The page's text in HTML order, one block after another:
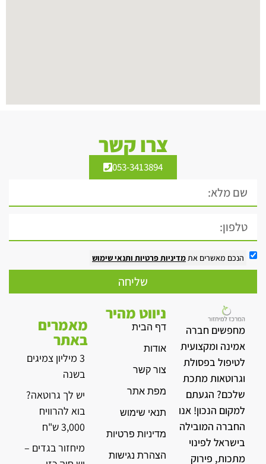
צרו קשר
053-3413894
הנכם מאשרים אתמדיניות פרטיות ותנאי שימוש
שליחה
מחפשים חברה
אמינה ומקצועית
לטיפול בפסולת
וגרוטאות מתכת
שלכם? הגעתם
למקום הנכון! אנו
החברה המובילה
בישראל לפינוי
מתכות, פירוק
ניווט מהיר
דף הבית
אודות
צור קשר
מפת אתר
תנאי שימוש
מדיניות פרטיות
הצהרת נגישות
מאמרים
באתר
3 מיליון צמיגים
בשנה
יש לך גרוטאה?
בוא להרוויח
3,000 ש"ח
מיחזור בגדים –